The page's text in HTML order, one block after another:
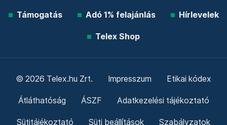
Támogatás Adó 1% felajánlás Hírlevelek
Telex Shop
© 2026 Telex.hu Zrt. Impresszum Etikai kódex
Átláthatóság ÁSZF Adatkezelési tájékoztató
Sütitájékoztató Süti beállítások Szabályzatok